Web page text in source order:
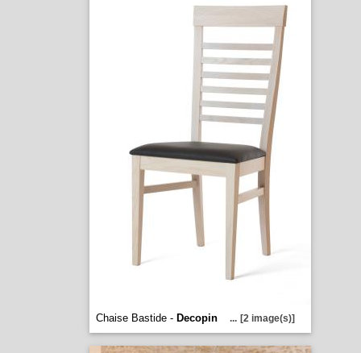
Chaise Bastide - Decopin ... [2 image(s)]